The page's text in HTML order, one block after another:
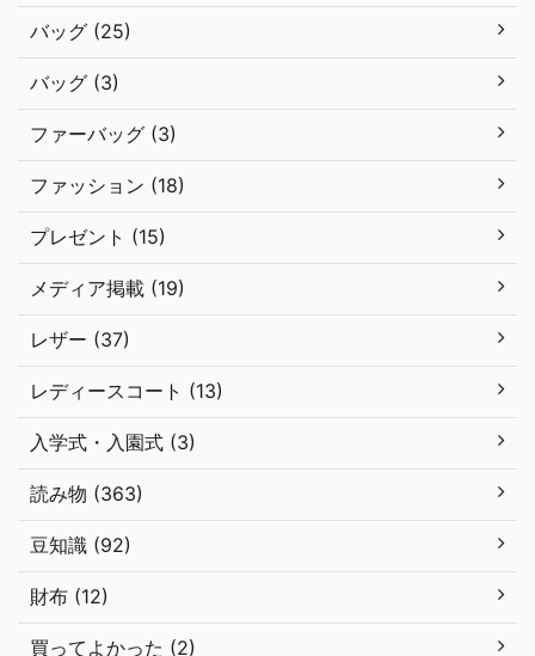
バッグ (25)
バッグ (3)
ファーバッグ (3)
ファッション (18)
プレゼント (15)
メディア掲載 (19)
レザー (37)
レディースコート (13)
入学式・入園式 (3)
読み物 (363)
豆知識 (92)
財布 (12)
買ってよかった (2)